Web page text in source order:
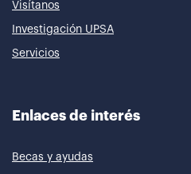
Visítanos
Investigación UPSA
Servicios
Enlaces de interés
Becas y ayudas